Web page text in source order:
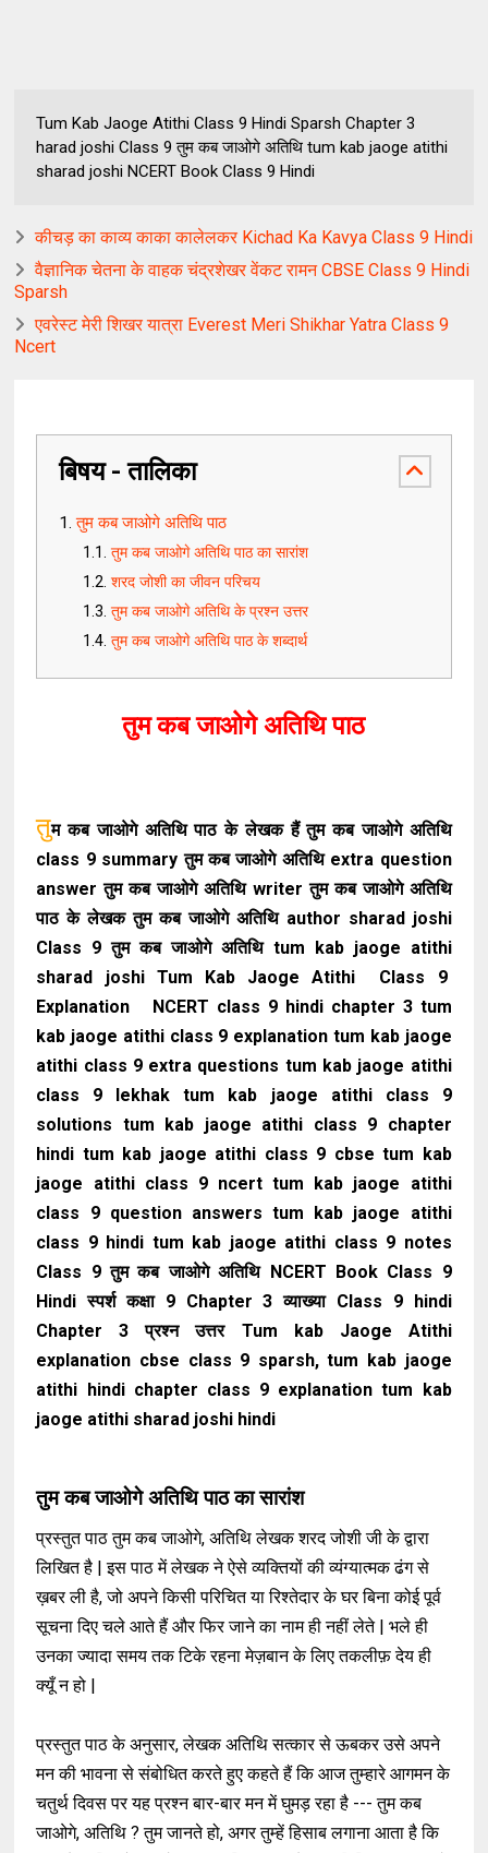
Tum Kab Jaoge Atithi Class 9 Hindi Sparsh Chapter 3
harad joshi Class 9 तुम कब जाओगे अतिथि tum kab jaoge atithi
sharad joshi NCERT Book Class 9 Hindi
कीचड़ का काव्य काका कालेलकर Kichad Ka Kavya Class 9 Hindi
वैज्ञानिक चेतना के वाहक चंद्रशेखर वेंकट रामन CBSE Class 9 Hindi
Sparsh
एवरेस्ट मेरी शिखर यात्रा Everest Meri Shikhar Yatra Class 9
Ncert
बिषय - तालिका
तुम कब जाओगे अतिथि पाठ
तुम कब जाओगे अतिथि पाठ का सारांश
शरद जोशी का जीवन परिचय
तुम कब जाओगे अतिथि के प्रश्न उत्तर
तुम कब जाओगे अतिथि पाठ के शब्दार्थ
तुम कब जाओगे अतिथि पाठ
तुम कब जाओगे अतिथि पाठ के लेखक हैं तुम कब जाओगे अतिथि
class 9 summary तुम कब जाओगे अतिथि extra question
answer तुम कब जाओगे अतिथि writer तुम कब जाओगे अतिथि
पाठ के लेखक तुम कब जाओगे अतिथि author sharad joshi
Class 9 तुम कब जाओगे अतिथि tum kab jaoge atithi
sharad joshi Tum Kab Jaoge Atithi Class 9
Explanation NCERT class 9 hindi chapter 3 tum
kab jaoge atithi class 9 explanation tum kab jaoge
atithi class 9 extra questions tum kab jaoge atithi
class 9 lekhak tum kab jaoge atithi class 9
solutions tum kab jaoge atithi class 9 chapter
hindi tum kab jaoge atithi class 9 cbse tum kab
jaoge atithi class 9 ncert tum kab jaoge atithi
class 9 question answers tum kab jaoge atithi
class 9 hindi tum kab jaoge atithi class 9 notes
Class 9 तुम कब जाओगे अतिथि NCERT Book Class 9
Hindi स्पर्श कक्षा 9 Chapter 3 व्याख्या Class 9 hindi
Chapter 3 प्रश्न उत्तर Tum kab Jaoge Atithi
explanation cbse class 9 sparsh, tum kab jaoge
atithi hindi chapter class 9 explanation tum kab
jaoge atithi sharad joshi hindi
तुम कब जाओगे अतिथि पाठ का सारांश
प्रस्तुत पाठ तुम कब जाओगे, अतिथि लेखक शरद जोशी जी के द्वारा
लिखित है | इस पाठ में लेखक ने ऐसे व्यक्तियों की व्यंग्यात्मक ढंग से
ख़बर ली है, जो अपने किसी परिचित या रिश्तेदार के घर बिना कोई पूर्व
सूचना दिए चले आते हैं और फिर जाने का नाम ही नहीं लेते | भले ही
उनका ज्यादा समय तक टिके रहना मेज़बान के लिए तकलीफ़ देय ही
क्यूँ न हो |
प्रस्तुत पाठ के अनुसार, लेखक अतिथि सत्कार से ऊबकर उसे अपने
मन की भावना से संबोधित करते हुए कहते हैं कि आज तुम्हारे आगमन के
चतुर्थ दिवस पर यह प्रश्न बार-बार मन में घुमड़ रहा है --- तुम कब
जाओगे, अतिथि ? तुम जानते हो, अगर तुम्हें हिसाब लगाना आता है कि